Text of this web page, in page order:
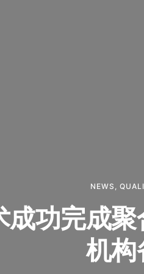
NEWS
成功完成
机构